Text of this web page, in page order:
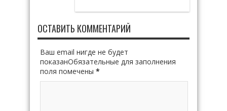
ОСТАВИТЬ КОММЕНТАРИЙ
Ваш email нигде не будет
показанОбязательные для заполнения
поля помечены *